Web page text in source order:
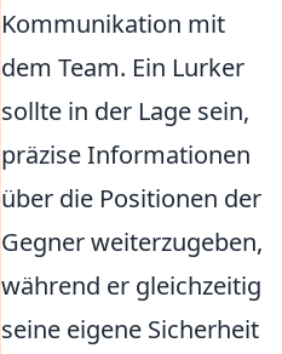
Kommunikation mit
dem Team. Ein Lurker
sollte in der Lage sein,
präzise Informationen
über die Positionen der
Gegner weiterzugeben,
während er gleichzeitig
seine eigene Sicherheit